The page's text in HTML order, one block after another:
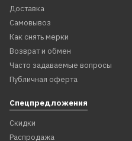
Доставка
Самовывоз
Как снять мерки
Возврат и обмен
Часто задаваемые вопросы
Публичная оферта
Спецпредложения
Скидки
Распродажа